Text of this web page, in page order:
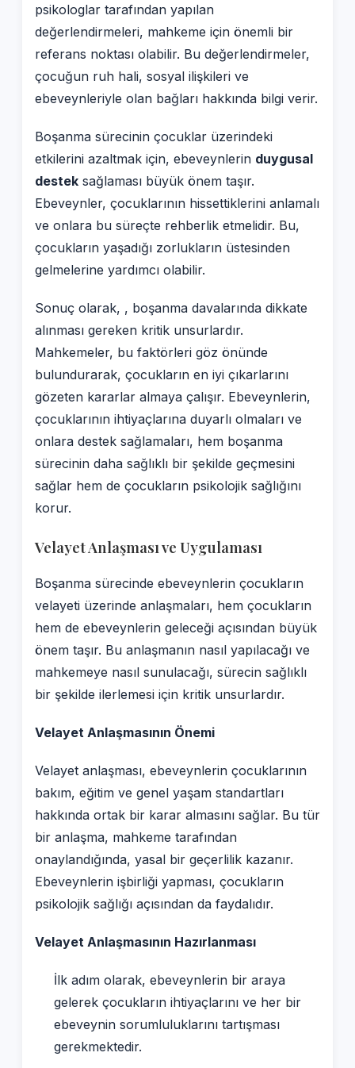
psikologlar tarafından yapılan
değerlendirmeleri, mahkeme için önemli bir
referans noktası olabilir. Bu değerlendirmeler,
çocuğun ruh hali, sosyal ilişkileri ve
ebeveynleriyle olan bağları hakkında bilgi verir.
Boşanma sürecinin çocuklar üzerindeki
etkilerini azaltmak için, ebeveynlerin duygusal
destek sağlaması büyük önem taşır.
Ebeveynler, çocuklarının hissettiklerini anlamalı
ve onlara bu süreçte rehberlik etmelidir. Bu,
çocukların yaşadığı zorlukların üstesinden
gelmelerine yardımcı olabilir.
Sonuç olarak, , boşanma davalarında dikkate
alınması gereken kritik unsurlardır.
Mahkemeler, bu faktörleri göz önünde
bulundurarak, çocukların en iyi çıkarlarını
gözeten kararlar almaya çalışır. Ebeveynlerin,
çocuklarının ihtiyaçlarına duyarlı olmaları ve
onlara destek sağlamaları, hem boşanma
sürecinin daha sağlıklı bir şekilde geçmesini
sağlar hem de çocukların psikolojik sağlığını
korur.
Velayet Anlaşması ve Uygulaması
Boşanma sürecinde ebeveynlerin çocukların
velayeti üzerinde anlaşmaları, hem çocukların
hem de ebeveynlerin geleceği açısından büyük
önem taşır. Bu anlaşmanın nasıl yapılacağı ve
mahkemeye nasıl sunulacağı, sürecin sağlıklı
bir şekilde ilerlemesi için kritik unsurlardır.
Velayet Anlaşmasının Önemi
Velayet anlaşması, ebeveynlerin çocuklarının
bakım, eğitim ve genel yaşam standartları
hakkında ortak bir karar almasını sağlar. Bu tür
bir anlaşma, mahkeme tarafından
onaylandığında, yasal bir geçerlilik kazanır.
Ebeveynlerin işbirliği yapması, çocukların
psikolojik sağlığı açısından da faydalıdır.
Velayet Anlaşmasının Hazırlanması
İlk adım olarak, ebeveynlerin bir araya
gelerek çocukların ihtiyaçlarını ve her bir
ebeveynin sorumluluklarını tartışması
gerekmektedir.